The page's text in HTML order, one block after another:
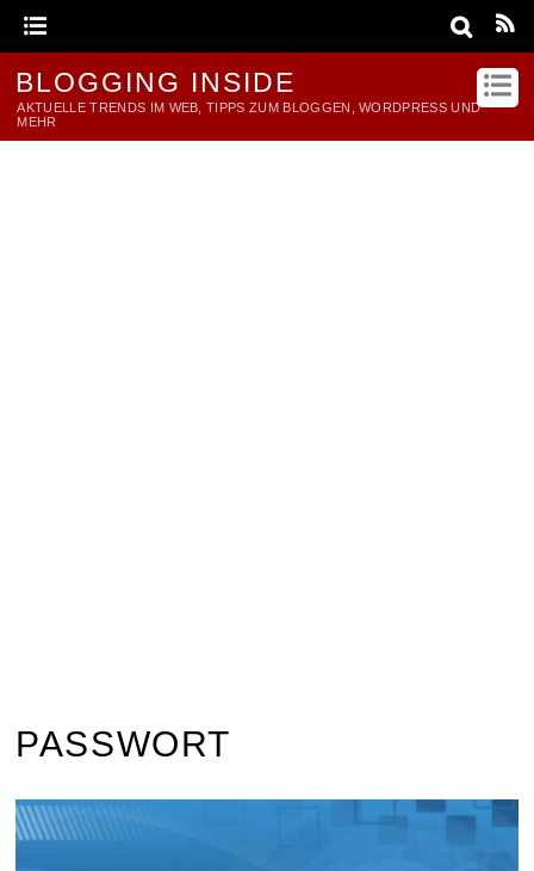
BLOGGING INSIDE
AKTUELLE TRENDS IM WEB, TIPPS ZUM BLOGGEN, WORDPRESS UND
MEHR
PASSWORT